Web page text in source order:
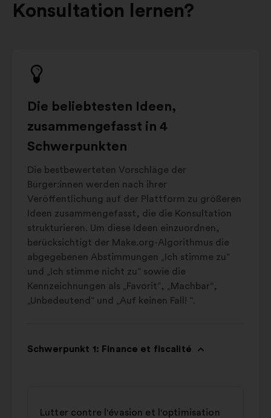
Konsultation lernen?
Die beliebtesten Ideen,
zusammengefasst in 4
Schwerpunkten
Die bestbewerteten Vorschläge der
Bürger:innen werden nach ihrer
Veröffentlichung auf der Plattform zu größeren
Ideen zusammengefasst, die die Konsultation
strukturieren. Um diese Ideen einzuordnen,
berücksichtigt der Make.org-Algorithmus die
abgegebenen Abstimmungen „Ich stimme zu“
und „Ich stimme nicht zu“ sowie die
Kennzeichnungen als „Favorit“, „Machbar“,
„Unbedeutend“ und „Auf keinen Fall! “.
Schwerpunkt 1: Finance et fiscalité
Lutter contre l'évasion et l'optimisation